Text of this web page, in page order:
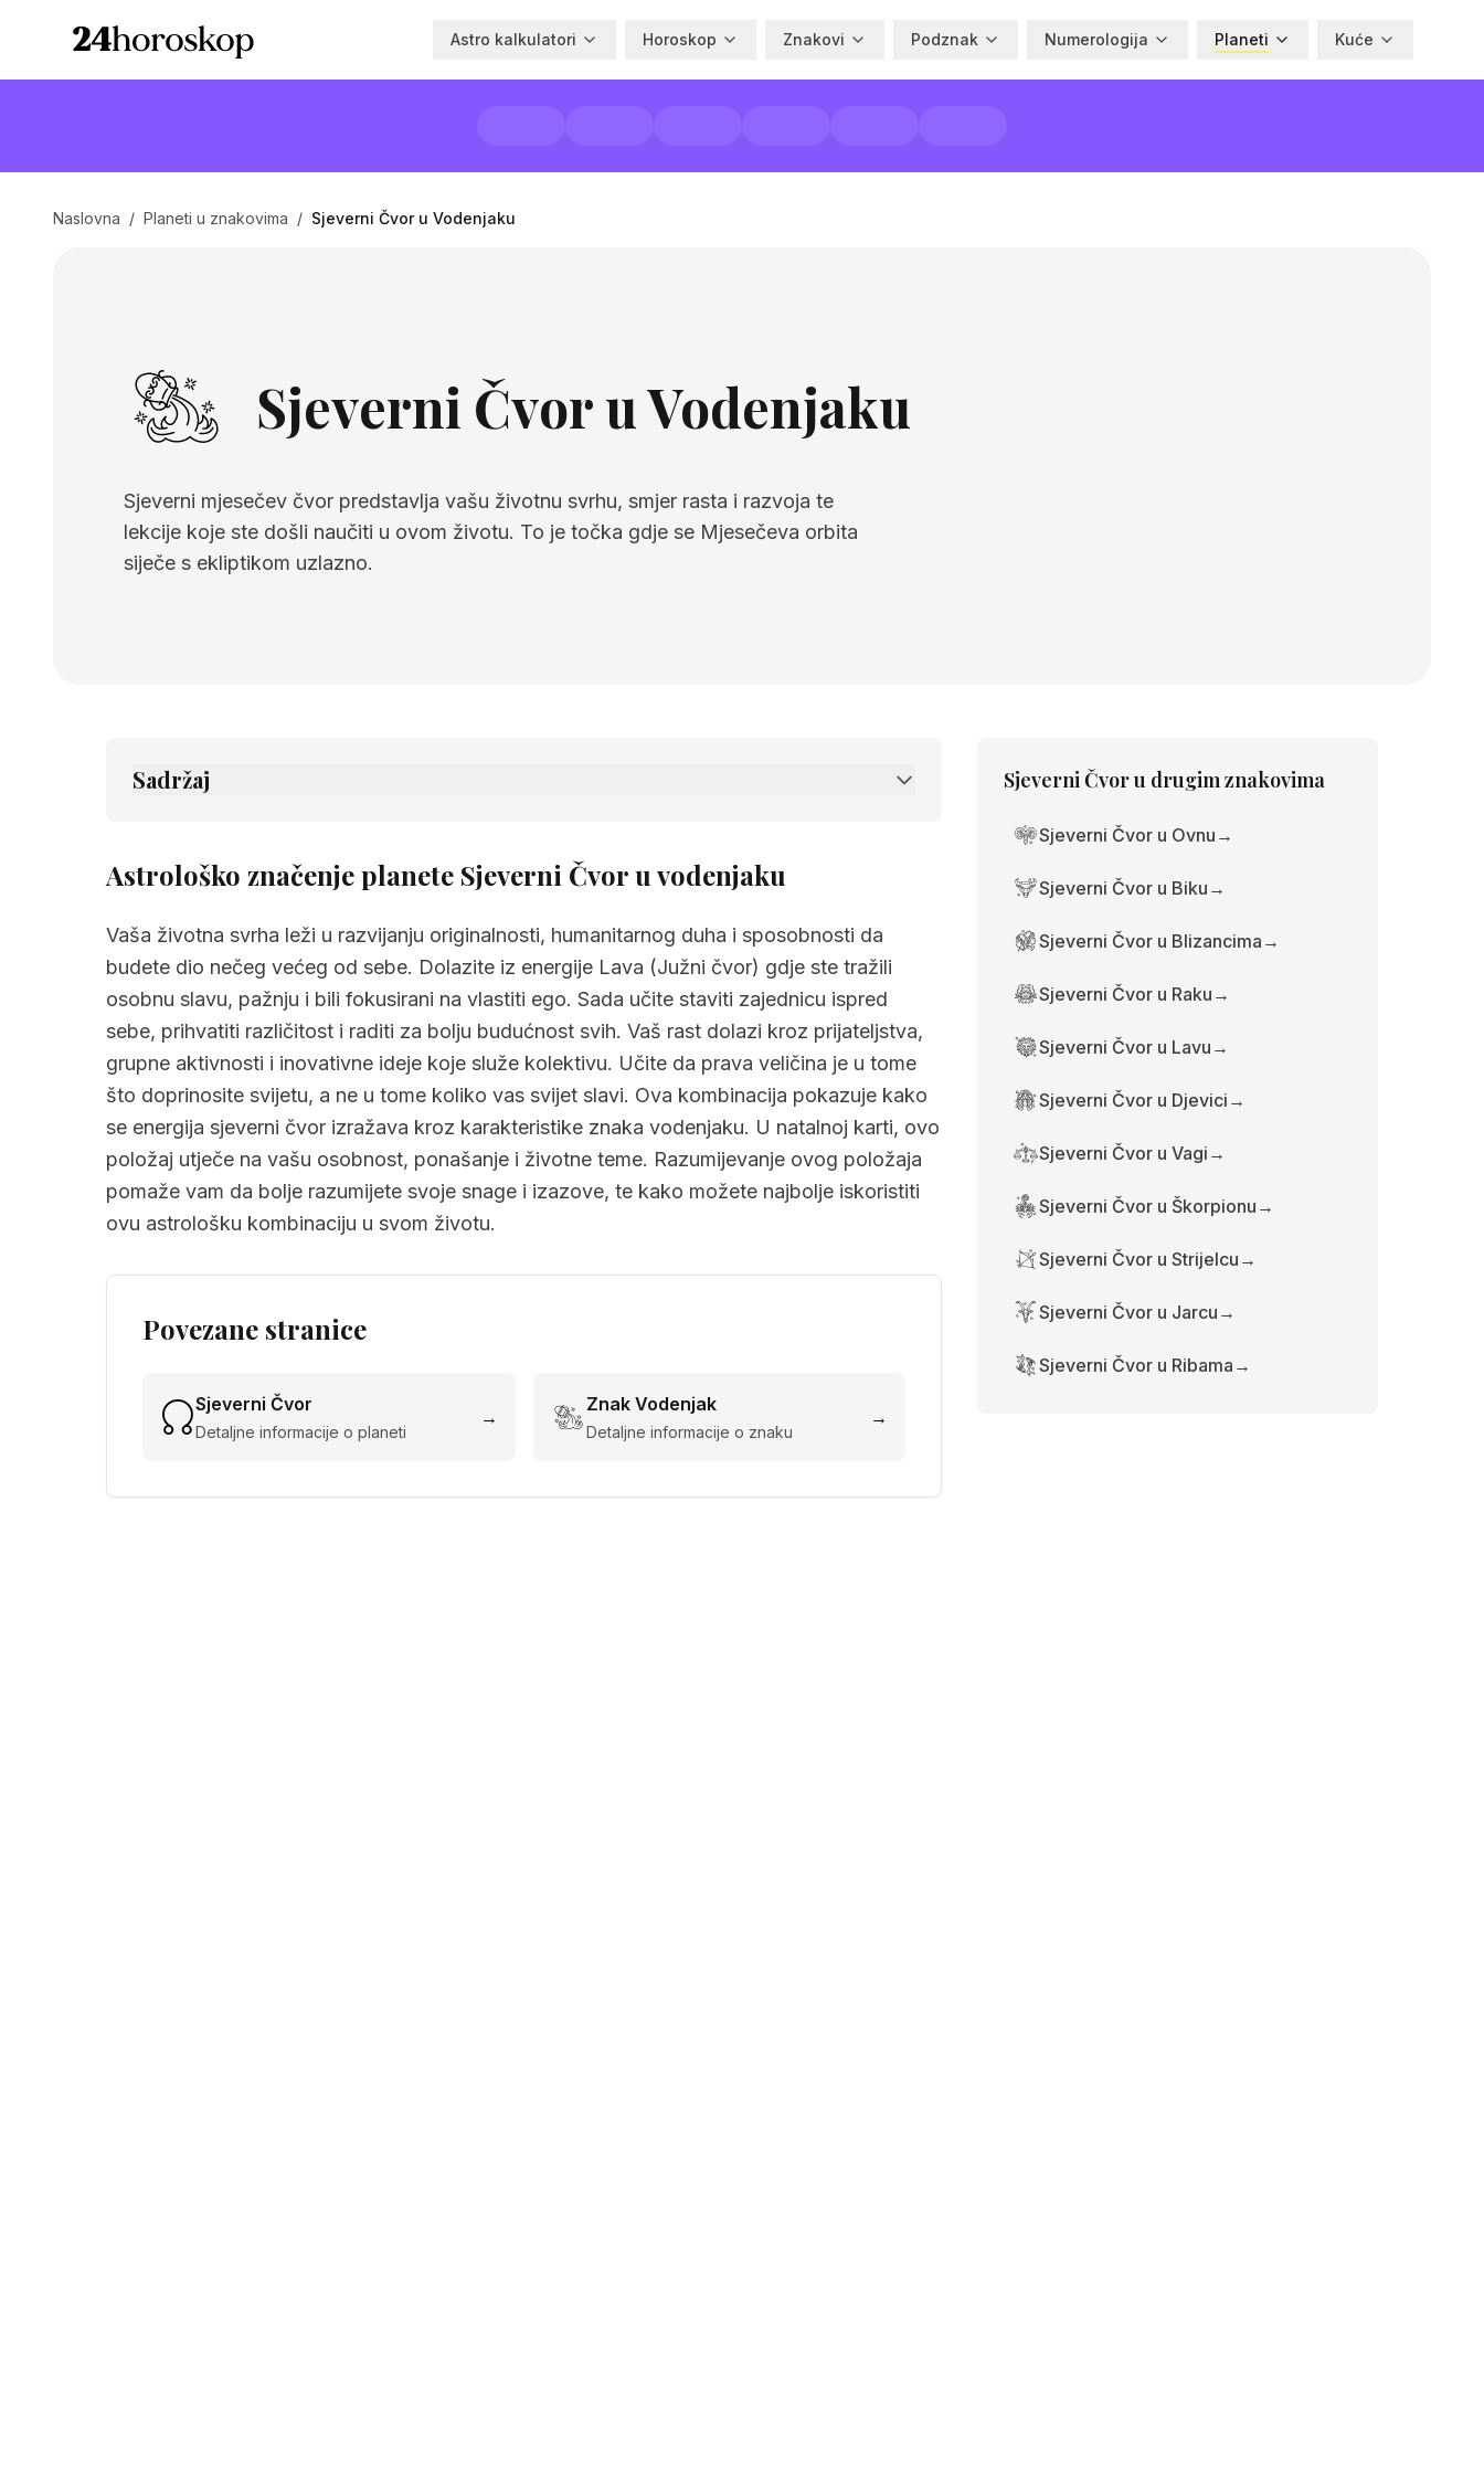
Astro kalkulatori Horoskop Znakovi Podznak Numerologija Planeti Kuće
Naslovna / Planeti u znakovima / Sjeverni Čvor u Vodenjaku
Sjeverni Čvor u Vodenjaku
Sjeverni mjesečev čvor predstavlja vašu životnu svrhu, smjer rasta i razvoja te
lekcije koje ste došli naučiti u ovom životu. To je točka gdje se Mjesečeva orbita
siječe s ekliptikom uzlazno.
Sadržaj
Astrološko značenje planete Sjeverni Čvor u vodenjaku
Vaša životna svrha leži u razvijanju originalnosti, humanitarnog duha i sposobnosti da
budete dio nečeg većeg od sebe. Dolazite iz energije Lava (Južni čvor) gdje ste tražili
osobnu slavu, pažnju i bili fokusirani na vlastiti ego. Sada učite staviti zajednicu ispred
sebe, prihvatiti različitost i raditi za bolju budućnost svih. Vaš rast dolazi kroz prijateljstva,
grupne aktivnosti i inovativne ideje koje služe kolektivu. Učite da prava veličina je u tome
što doprinosite svijetu, a ne u tome koliko vas svijet slavi. Ova kombinacija pokazuje kako
se energija sjeverni čvor izražava kroz karakteristike znaka vodenjaku. U natalnoj karti, ovo
položaj utječe na vašu osobnost, ponašanje i životne teme. Razumijevanje ovog položaja
pomaže vam da bolje razumijete svoje snage i izazove, te kako možete najbolje iskoristiti
ovu astrološku kombinaciju u svom životu.
Povezane stranice
Sjeverni Čvor
Detaljne informacije o planeti
→
Znak Vodenjak
Detaljne informacije o znaku
→
Sjeverni Čvoru drugim znakovima
Sjeverni Čvor u Ovnu →
Sjeverni Čvor u Biku →
Sjeverni Čvor u Blizancima →
Sjeverni Čvor u Raku →
Sjeverni Čvor u Lavu →
Sjeverni Čvor u Djevici →
Sjeverni Čvor u Vagi →
Sjeverni Čvor u Škorpionu →
Sjeverni Čvor u Strijelcu →
Sjeverni Čvor u Jarcu →
Sjeverni Čvor u Ribama →